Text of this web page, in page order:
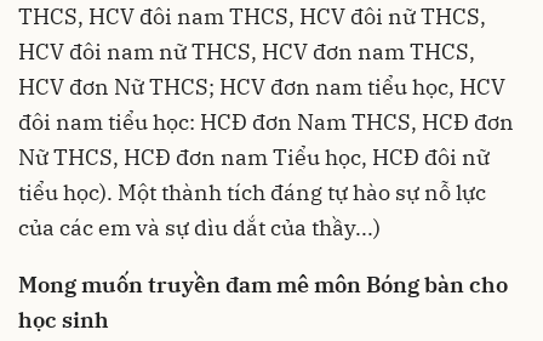
THCS, HCV đôi nam THCS, HCV đôi nữ THCS,
HCV đôi nam nữ THCS, HCV đơn nam THCS,
HCV đơn Nữ THCS; HCV đơn nam tiểu học, HCV
đôi nam tiểu học: HCĐ đơn Nam THCS, HCĐ đơn
Nữ THCS, HCĐ đơn nam Tiểu học, HCĐ đôi nữ
tiểu học). Một thành tích đáng tự hào sự nỗ lực
của các em và sự dìu dắt của thầy...)
Mong muốn truyền đam mê môn Bóng bàn cho
học sinh